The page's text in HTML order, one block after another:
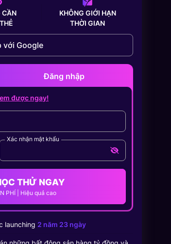
CẦN
KHÔNG GIỚI HẠN
THỜI GIAN
với Google
Đăng nhập
được ngay!
Xác nhận mật khẩu
THỬ NGAY
PHÍ | Hiệu quả cao
launching 2 năm 23 ngày